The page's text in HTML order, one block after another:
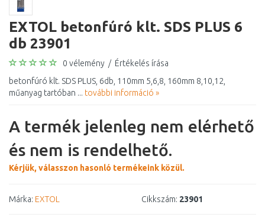
EXTOL betonfúró klt. SDS PLUS 6
db 23901
0 vélemény / Értékelés írása
betonfúró klt. SDS PLUS, 6db, 110mm 5,6,8, 160mm 8,10,12,
műanyag tartóban ... további információ »
A termék jelenleg nem elérhető
és nem is rendelhető.
Kérjük, válasszon hasonló termékeink közül.
Márka: EXTOL Cikkszám: 23901